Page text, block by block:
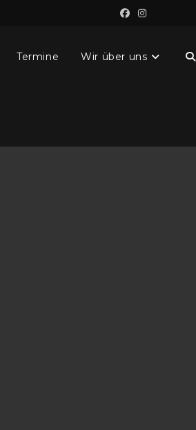
Termine Wir über uns